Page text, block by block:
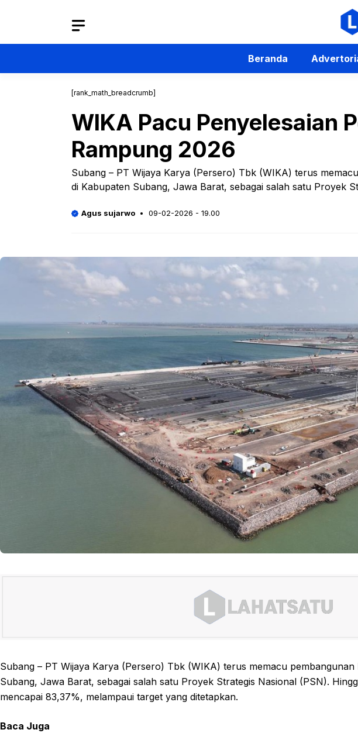
Beranda
[rank_math_breadcrumb]
WIKA Pacu Penyelesaian
Rampung 2026
Subang – PT Wijaya Karya (Persero) Tbk (WIKA) terus
di Kabupaten Subang, Jawa Barat, sebagai salah satu Proyek
Agus sujarwo 09-02-2026 - 19.00
Subang – PT Wijaya Karya (Persero) Tbk (WIKA) terus memacu
Subang, Jawa Barat, sebagai salah satu Proyek Strategis Nasional (PSN).
mencapai 83,37%, melampaui target yang ditetapkan.
Baca Juga